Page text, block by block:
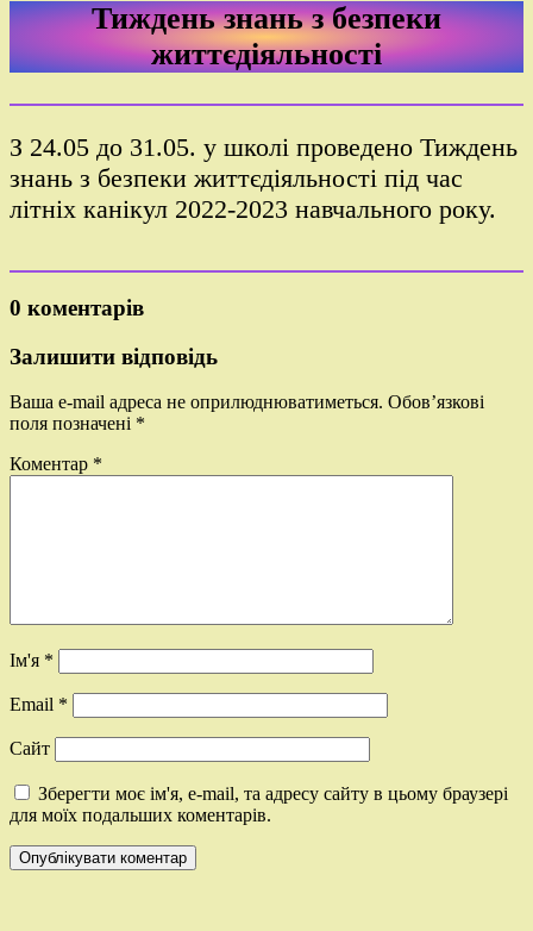
Тиждень знань з безпеки
життєдіяльності
З 24.05 до 31.05. у школі проведено Тиждень
знань з безпеки життєдіяльності під час
літніх канікул 2022-2023 навчального року.
0 коментарів
Залишити відповідь
Ваша e-mail адреса не оприлюднюватиметься. Обов’язкові
поля позначені *
Коментар *
Ім'я *
Email *
Сайт
Зберегти моє ім'я, e-mail, та адресу сайту в цьому браузері
для моїх подальших коментарів.